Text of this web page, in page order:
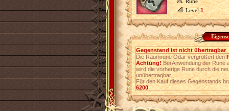
Level1
Gegenstand ist nicht übertragbar
Die Raumrune Odar vergrößert den
Achtung!Bei Anwendung der Rune
wird die vorherige Rune durch die
unübertragbar.
Für den Kauf dieses Gegenstands
6200.